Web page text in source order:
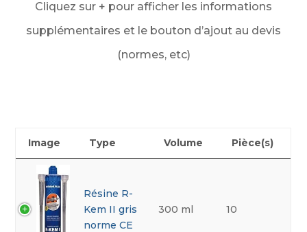
Cliquez sur + pour afficher les informations
supplémentaires et le bouton d’ajout au devis
(normes, etc)
Image Type Volume Pièce(s)
Résine R-
Kem II gris
norme CE
300 ml 10